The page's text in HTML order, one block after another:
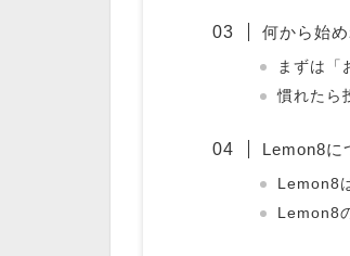
何から始
まずは「
慣れたら
Lemon8に
Lemon8
Lemon8